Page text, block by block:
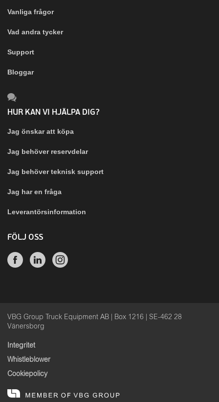
Vanliga frågor
Vad andra tycker
Support
Bloggar
HUR KAN VI HJÄLPA DIG?
Jag önskar att köpa
Jag behöver reservdelar
Jag behöver teknisk support
Jag har en fråga
Leverantörsinformation
FÖLJ OSS
VBG Group Truck Equipment AB | Box 1216 | SE-462 28
Vänersborg
Integritet
Whistleblower
Cookiepolicy